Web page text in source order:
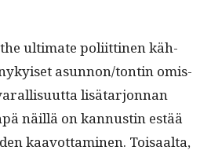
ulti­mate poli­it­ti­nen käh­
asunnon/tontin omis­
lisä­tar­jon­nan
näil­lä on kan­nustin estää
kaavot­ta­mi­nen. Toisaal­ta,